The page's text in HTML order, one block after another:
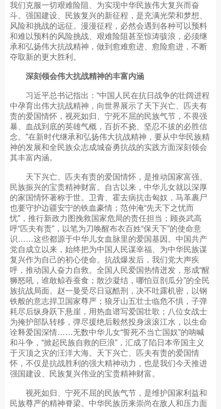
我们克服一切艰难险阻、为实现中华民族伟大复兴而奋
斗。强国建设、民族复兴的新征程，是充满光荣和梦想、
风险和挑战的远征。漫漫征程，必然会遇到各种可以预料
和难以预料的风险挑战、艰难险阻甚至惊涛骇浪，必须继
承和弘扬伟大抗战精神，做到愈难愈进、愈险愈进，不断
夺取新的更大胜利。
深刻领会伟大抗战精神的丰富内涵
习近平总书记指出：“中国人民在抗日战争的壮阔进程
中孕育出伟大抗战精神，向世界展示了天下兴亡、匹夫有
责的爱国情怀，视死如归、宁死不屈的民族气节，不畏强
暴、血战到底的英雄气概，百折不挠、坚忍不拔的必胜信
念。”在新时代继承和弘扬伟大抗战精神，要从中华民族精
神的发展和全民族众志成城奋勇抗战的实践方面深刻领会
其丰富内涵。
天下兴亡、匹夫有责的爱国情怀，是推动国家富强、
民族振兴的宝贵精神财富。自古以来，中华儿女就以深厚
的家国情怀著称于世。卫青、霍去病抗击匈奴，马革裹尸
也要守护边疆安宁的铁血豪情；范仲淹“先天下之忧而
忧”，推行新政力图挽救国家危局的责任担当；顾炎武高
呼“匹夫有责”，以笔为刀唤醒布衣百姓“保天下”的使命意
识……这些都源于中华儿女血脉里的爱国基因。中国共产
党自成立以来，始终把为中国人民谋幸福、为中华民族谋
复兴作为自己的初心使命。抗战爆发后，我们党大声疾
呼，推动国人奋力自救。全国人民爱国热情迸发，形成“醒
狮怒吼，谁敢鲸吞蚕食；散沙凝结，哪怕豆剖瓜分”的全民
族抗战局面。赵一曼受尽日寇酷刑，决不吐露机密，以钢
铁般的意志捍卫国家尊严；狼牙山五壮士临危不惧，子弹
耗尽后纵身跃下悬崖，用热血谱写爱国壮歌；八位女战士
为掩护部队转移，弹尽援绝后毅然投身滚滚江水，以生命
诠释爱国深情……无数中华儿女“誓死不当亡国奴”的呐喊
和斗争，“掀起民族自救的巨浪”，汇成了陷日本帝国主义
于灭顶之灾的汪洋大海。天下兴亡、匹夫有责的爱国情
怀，不仅是抗战胜利的强大精神动力，也是我们今天推进
强国建设、民族复兴伟业的宝贵精神财富。
视死如归、宁死不屈的民族气节，是维护国家利益和
民族尊严的精神脊梁。中华民族历来崇尚在敌人和压力面